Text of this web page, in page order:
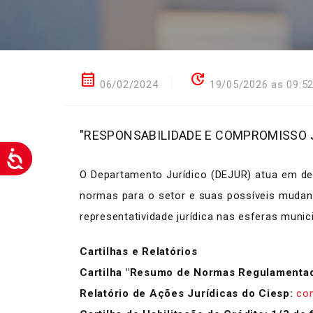
calendar_month 06/02/2024 update 19/05/2026 as 09:52
"RESPONSABILIDADE E COMPROMISSO
O Departamento Jurídico (DEJUR) atua em
normas para o setor e suas possíveis
representatividade jurídica nas esferas
Cartilhas e Relatórios
Cartilha "Resumo de Normas
Relatório de Ações Jurídicas do Ciesp: